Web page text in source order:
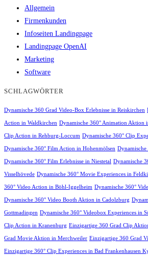
Allgemein
Firmenkunden
Infoseiten Landingpage
Landingpage OpenAI
Marketing
Software
SCHLAGWÖRTER
Dynamische 360 Grad Video-Box Erlebnisse in Reiskirchen
Action in Waldkirchen Dynamische 360° Animation Aktion
Clip Action in Rehburg-Loccum Dynamische 360° Clip
Dynamische 360° Film Action in Hohenmölsen
Dynamische 360° Film Erlebnisse in Niestetal Dynamische
Visselhövede Dynamische 360° Movie Experiences in
360° Video Action in Böhl-Iggelheim Dynamische 360°
Dynamische 360° Video Booth Aktion in Cadolzburg
Gottmadingen Dynamische 360° Videobox Experiences in
Clip Action in Kranenburg Einzigartige 360 Grad Clip
Grad Movie Aktion in Merchweiler Einzigartige 360 Grad
Einzigartige 360° Clip Experiences in Bad Frankenhausen